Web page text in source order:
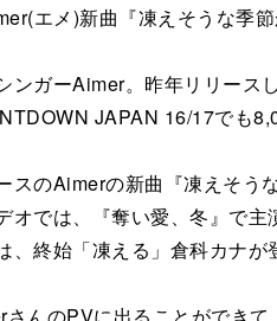
エメ)新曲『凍えそうな季
ガーAimer。昨年リリース
JAPAN 16/17でも
のAimerの新曲『凍えそう
オでは、『奪い愛、冬』で
終始「凍える」倉科カナが
んのPVに出ることができ